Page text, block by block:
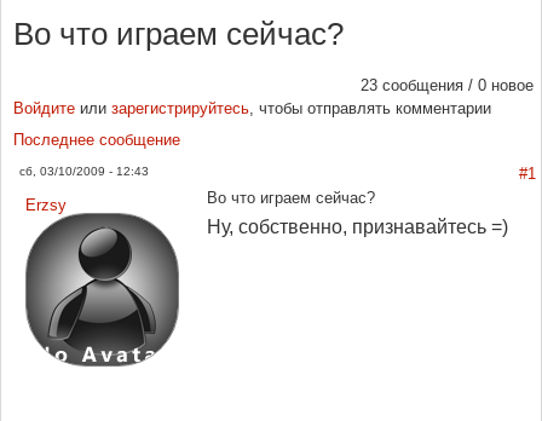
Во что играем сейчас?
23 сообщения / 0 новое
Войдите или зарегистрируйтесь, чтобы отправлять комментарии
Последнее сообщение
сб, 03/10/2009 - 12:43
#1
Erzsy
Во что играем сейчас?
Ну, собственно, признавайтесь =)